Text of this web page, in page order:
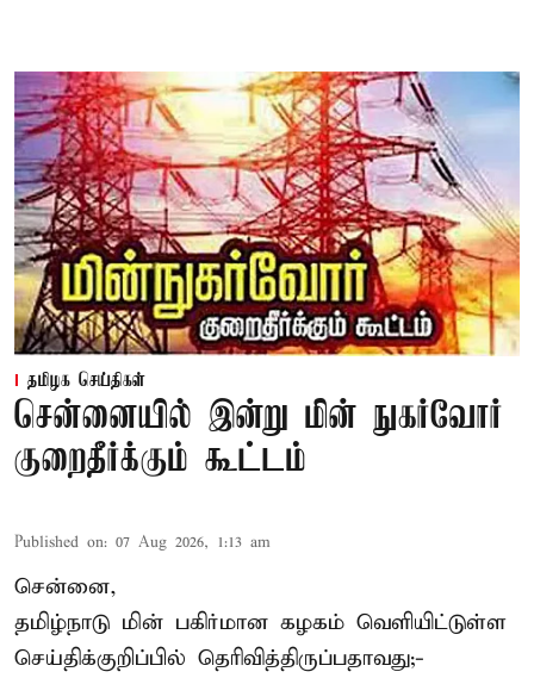
தமிழக செய்திகள்
சென்னையில் இன்று மின் நுகர்வோர்
குறைதீர்க்கும் கூட்டம்
Published on: 07 Aug 2026, 1:13 am
சென்னை,
தமிழ்நாடு மின் பகிர்மான கழகம் வெளியிட்டுள்ள
செய்திக்குறிப்பில் தெரிவித்திருப்பதாவது;-